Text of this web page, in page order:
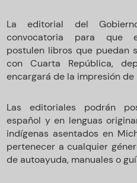
La editorial del
convocatoria para que
postulen libros que puedan
con Cuarta República,
encargará de la impresión
Las editoriales podrán
español y en lenguas
indígenas asentados en
pertenecer a cualquier
de autoayuda, manuales o